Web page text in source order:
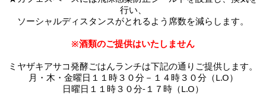
行い、
ソーシャルディスタンスがとれるよう席数を減らします。
※酒類のご提供はいたしません
ミヤザキアサコ発酵ごはんランチは下記の通りご提供します。
月・木・金曜日１１時３０分－１４時３０分（L.O）
日曜日１１時３０分-１７時 （L.O）